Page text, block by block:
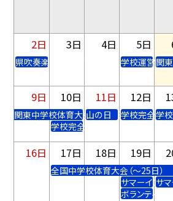
2日
県吹奏楽コンクール
3日 4日 5日
学校運営協議
関
9日
関東中学校体育大会（～10日）
10日
学校完全閉庁
11日
山の日
12日
学校完全閉庁
学
16日 17日
全国中学校体育大会（～25日）
18日 19日
サマーイング
ボランティア
サ